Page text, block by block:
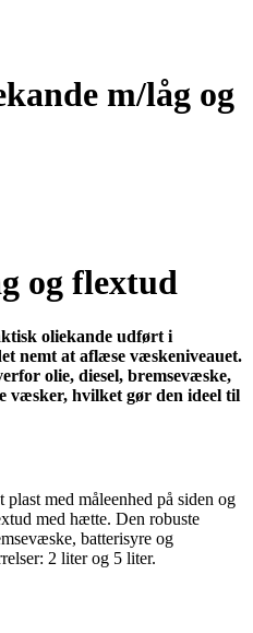
m/låg og
og flextud
oliekande udført i
nemt at aflæse væskeniveauet.
olie, diesel, bremsevæske,
væsker, hvilket gør den ideel til
med måleenhed på siden og
med hætte. Den robuste
batterisyre og
2 liter og 5 liter.